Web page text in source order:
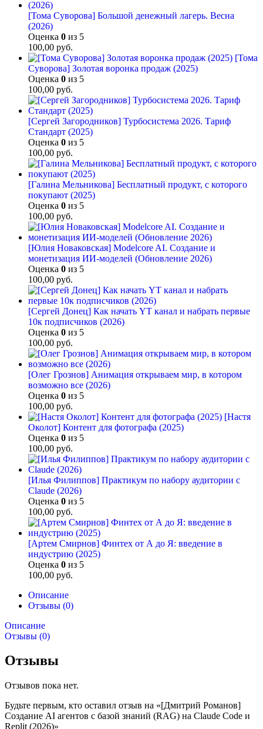
[Тома Суворова] Большой денежный лагерь. Весна
(2026)
Оценка 0 из 5
100,00 руб.
[Тома
Суворова] Золотая воронка продаж (2025)
Оценка 0 из 5
100,00 руб.
[Сергей Загородников] Турбосистема 2026. Тариф
Стандарт (2025)
Оценка 0 из 5
100,00 руб.
[Галина Мельникова] Бесплатный продукт, с которого
покупают (2025)
Оценка 0 из 5
100,00 руб.
[Юлия Новаковская] Modelcore AI. Создание и
монетизация ИИ-моделей (Обновление 2026)
Оценка 0 из 5
100,00 руб.
[Сергей Донец] Как начать YT канал и набрать первые
10к подписчиков (2026)
Оценка 0 из 5
100,00 руб.
[Олег Грознов] Анимация открываем мир, в котором
возможно все (2026)
Оценка 0 из 5
100,00 руб.
[Настя
Околот] Контент для фотографа (2025)
Оценка 0 из 5
100,00 руб.
[Илья Филиппов] Практикум по набору аудитории с
Claude (2026)
Оценка 0 из 5
100,00 руб.
[Артем Смирнов] Финтех от А до Я: введение в
индустрию (2025)
Оценка 0 из 5
100,00 руб.
Описание
Отзывы (0)
Описание
Отзывы (0)
Отзывы
Отзывов пока нет.
Будьте первым, кто оставил отзыв на «[Дмитрий Романов]
Создание AI агентов с базой знаний (RAG) на Claude Code и
Replit (2026)»